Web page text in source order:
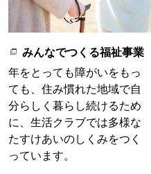
みんなでつくる福祉事業
年をとっても障がいをもっ
ても、住み慣れた地域で自
分らしく暮らし続けるため
に、生活クラブでは多様な
たすけあいのしくみをつく
っています。